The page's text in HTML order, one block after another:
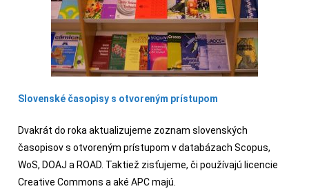
Slovenské časopisy s otvoreným prístupom
Dvakrát do roka aktualizujeme zoznam slovenských
časopisov s otvoreným prístupom v databázach Scopus,
WoS, DOAJ a ROAD. Taktiež zisťujeme, či používajú licencie
Creative Commons a aké APC majú.